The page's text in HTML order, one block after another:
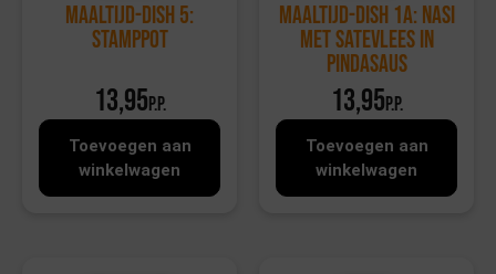
Maaltijd-dish 5:
Stamppot
13,95p.p.
Toevoegen aan
winkelwagen
Maaltijd-dish 1a: Nasi
met satevlees in
pindasaus
13,95p.p.
Toevoegen aan
winkelwagen